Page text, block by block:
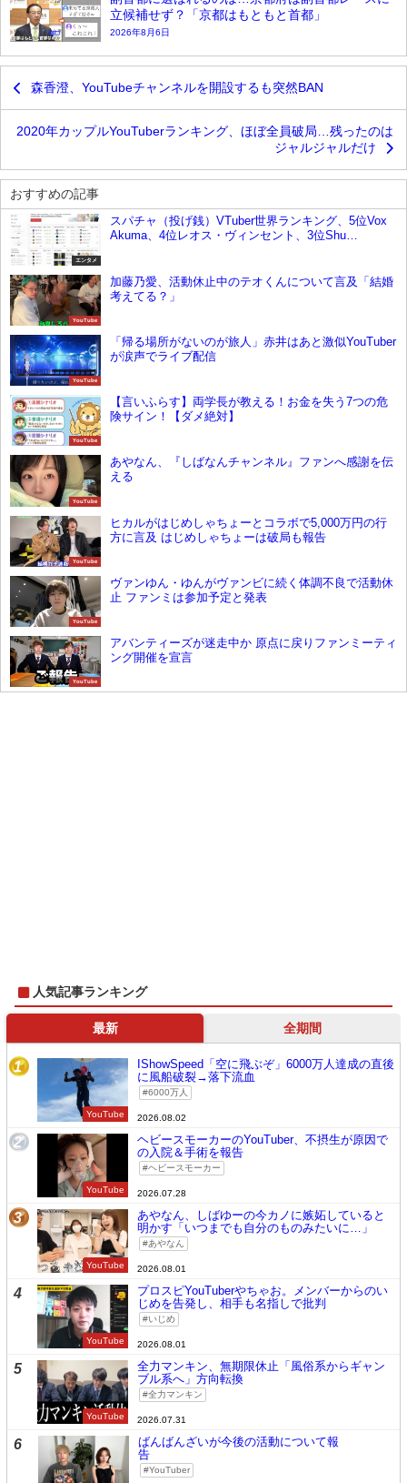
立候補せず？「京都はもともと首都」
2026年8月6日
森香澄、YouTubeチャンネルを開設するも突然BAN
2020年カップルYouTuberランキング、ほぼ全員破局…残ったのは
ジャルジャルだけ
おすすめの記事
エンタメ
スパチャ（投げ銭）VTuber世界ランキング、5位Vox
Akuma、4位レオス・ヴィンセント、3位Shu
YouTube
加藤乃愛、活動休止中のテオくんについて言及「結婚
考えてる？」
YouTube
「帰る場所がないのが旅人」赤井はあと激似YouTuber
が涙声でライブ配信
YouTube
【言いふらす】両学長が教える！お金を失う7つの危
険サイン！【ダメ絶対】
YouTube
あやなん、『しばなんチャンネル』ファンへ感謝を伝
える
YouTube
ヒカルがはじめしゃちょーとコラボで5,000万円の行
方に言及 はじめしゃちょーは破局も報告
YouTube
ヴァンゆん・ゆんがヴァンビに続く体調不良で活動休
止 ファンミは参加予定と発表
YouTube
アバンティーズが迷走中か 原点に戻りファンミーティ
ング開催を宣言
人気記事ランキング
最新 全期間
1
YouTube
IShowSpeed「空に飛ぶぞ」6000万人達成の直後
に風船破裂→落下流血
6000万人
2026.08.02
2
YouTube
ヘビースモーカーのYouTuber、不摂生が原因で
の入院＆手術を報告
ヘビースモーカー
2026.07.28
3
YouTube
あやなん、しばゆーの今カノに嫉妬していると
明かす「いつまでも自分のものみたいに…」
あやなん
2026.08.01
4
YouTube
プロスピYouTuberやちゃお。メンバーからのい
じめを告発し、相手も名指しで批判
いじめ
2026.08.01
5
YouTube
全力マンキン、無期限休止「風俗系からギャン
ブル系へ」方向転換
全力マンキン
2026.07.31
6
ばんばんざいが今後の活動について報
告
YouTuber